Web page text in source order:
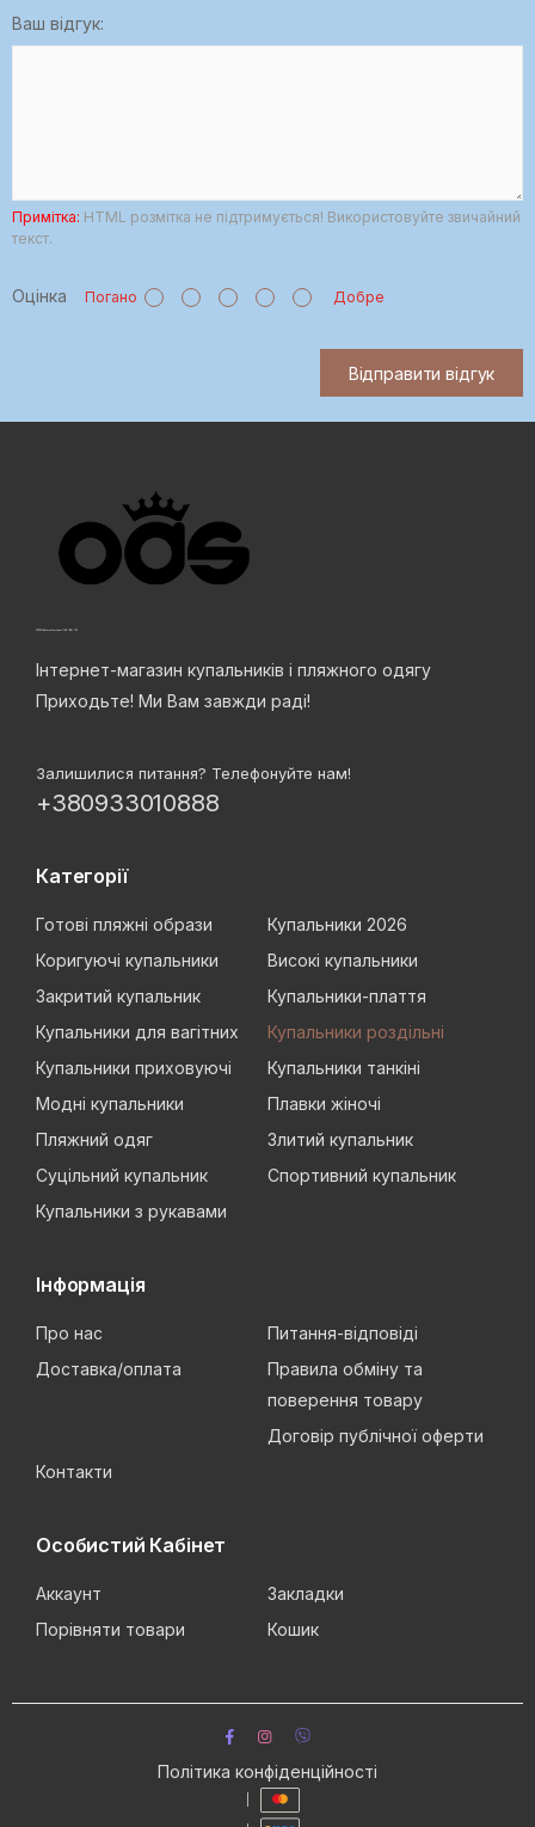
Ваш відгук:
Примітка: HTML розмітка не підтримується! Використовуйте звичайний
текст.
Оцінка Погано Добре
Відправити відгук
Інтернет-магазин купальників і пляжного одягу
Приходьте! Ми Вам завжди раді!
Залишилися питання? Телефонуйте нам!
+380933010888
Категорії
Готові пляжні образи
Купальники 2026
Коригуючі купальники
Високі купальники
Закритий купальник
Купальники-плаття
Купальники для вагітних
Купальники роздільні
Купальники приховуючі
Купальники танкіні
Модні купальники
Плавки жіночі
Пляжний одяг
Злитий купальник
Суцільний купальник
Спортивний купальник
Купальники з рукавами
Інформація
Про нас
Питання-відповіді
Доставка/оплата
Правила обміну та
поверення товару
Договір публічної оферти
Контакти
Особистий Кабінет
Аккаунт
Закладки
Порівняти товари
Кошик
Політика конфіденційності